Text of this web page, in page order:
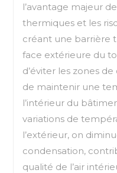
l’avantage majeur
thermiques et les
créant une barrière
face extérieure du
d’éviter les zones
de maintenir une
l’intérieur du
variations de
l’extérieur, on
condensation,
qualité de l’air